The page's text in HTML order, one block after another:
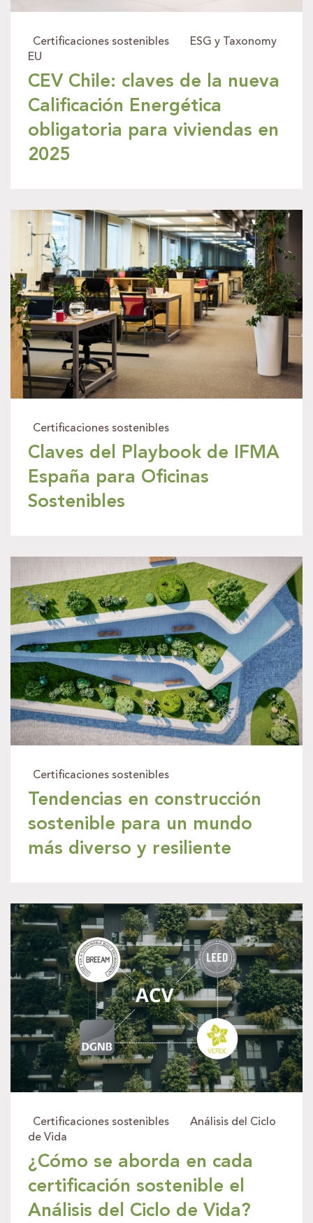
Certificaciones sostenibles
ESG y Taxonomy
EU
CEV Chile: claves de la nueva
Calificación Energética
obligatoria para viviendas en
2025
Certificaciones sostenibles
Claves del Playbook de IFMA
España para Oficinas
Sostenibles
Certificaciones sostenibles
Tendencias en construcción
sostenible para un mundo
más diverso y resiliente
Certificaciones sostenibles
Análisis del Ciclo
de Vida
¿Cómo se aborda en cada
certificación sostenible el
Análisis del Ciclo de Vida?